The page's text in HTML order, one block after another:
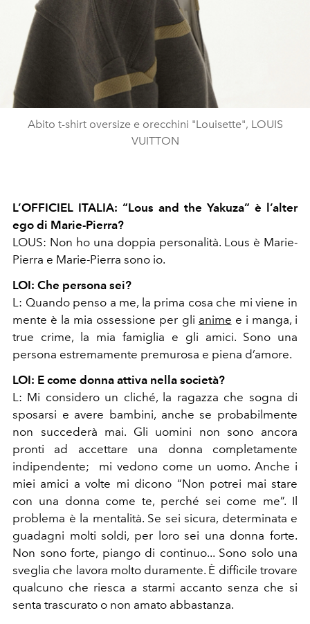
Abito t-shirt oversize e orecchini "Louisette", LOUIS
VUITTON
L’OFFICIEL ITALIA: “Lous and the Yakuza” è l’alter
ego di Marie-Pierra?
LOUS: Non ho una doppia personalità. Lous è Marie-
Pierra e Marie-Pierra sono io.
LOI: Che persona sei?
L: Quando penso a me, la prima cosa che mi viene in
mente è la mia ossessione per gli anime e i manga, i
true crime, la mia famiglia e gli amici. Sono una
persona estremamente premurosa e piena d’amore.
LOI: E come donna attiva nella società?
L: Mi considero un cliché, la ragazza che sogna di
sposarsi e avere bambini, anche se probabilmente
non succederà mai. Gli uomini non sono ancora
pronti ad accettare una donna completamente
indipendente; mi vedono come un uomo. Anche i
miei amici a volte mi dicono “Non potrei mai stare
con una donna come te, perché sei come me”. Il
problema è la mentalità. Se sei sicura, determinata e
guadagni molti soldi, per loro sei una donna forte.
Non sono forte, piango di continuo... Sono solo una
sveglia che lavora molto duramente. È difficile trovare
qualcuno che riesca a starmi accanto senza che si
senta trascurato o non amato abbastanza.